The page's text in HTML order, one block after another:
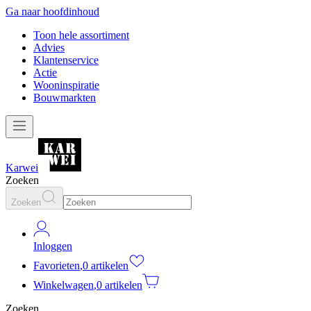
Ga naar hoofdinhoud
Toon hele assortiment
Advies
Klantenservice
Actie
Wooninspiratie
Bouwmarkten
Karwei
Zoeken
Zoeken
Inloggen
Favorieten,0 artikelen
Winkelwagen,0 artikelen
Zoeken